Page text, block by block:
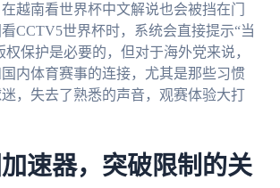
越南看世界杯中文解说也会被挡在门
CCTV5世界杯时，系统会直接提示“当
权保护是必要的，但对于海外党来说，
内体育赛事的连接，尤其是那些习惯
，失去了熟悉的声音，观赛体验大打
速器，突破限制的关